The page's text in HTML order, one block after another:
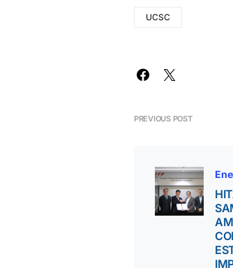
UCSC
PREVIOUS POST